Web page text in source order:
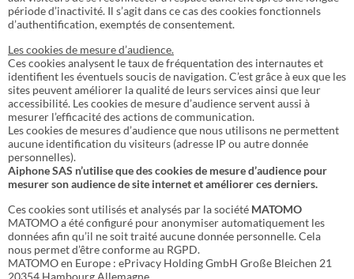
période d’inactivité. Il s’agit dans ce cas des cookies fonctionnels
d’authentification, exemptés de consentement.
Les cookies de mesure d’audience.
Ces cookies analysent le taux de fréquentation des internautes et
identifient les éventuels soucis de navigation. C’est grâce à eux que les
sites peuvent améliorer la qualité de leurs services ainsi que leur
accessibilité. Les cookies de mesure d’audience servent aussi à
mesurer l’efficacité des actions de communication.
Les cookies de mesures d’audience que nous utilisons ne permettent
aucune identification du visiteurs (adresse IP ou autre donnée
personnelles).
Aiphone SAS n’utilise que des cookies de mesure d’audience pour
mesurer son audience de site internet et améliorer ces derniers.
Ces cookies sont utilisés et analysés par la société MATOMO
MATOMO a été configuré pour anonymiser automatiquement les
données afin qu’il ne soit traité aucune donnée personnelle. Cela
nous permet d’être conforme au RGPD.
MATOMO en Europe : ePrivacy Holding GmbH Große Bleichen 21
20354 Hambourg Allemagne